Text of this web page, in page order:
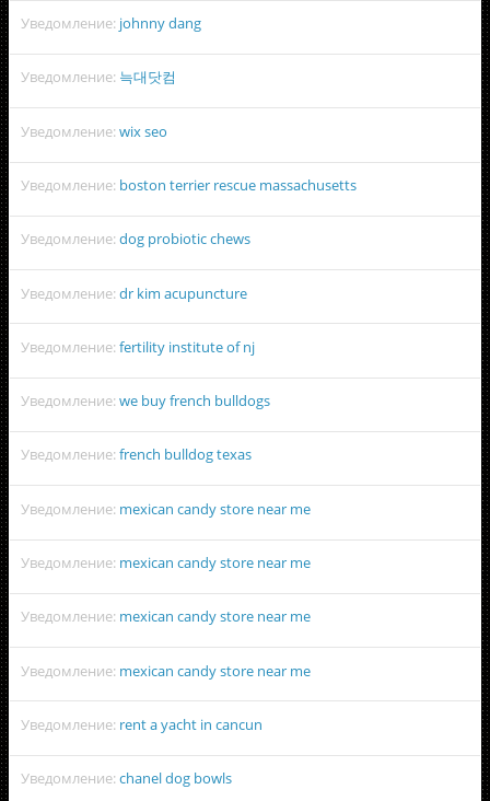
Уведомление: johnny dang
Уведомление: 늑대닷컴
Уведомление:wix seo
Уведомление: boston terrier rescue massachusetts
Уведомление:dog probiotic chews
Уведомление:dr kim acupuncture
Уведомление:fertility institute of nj
Уведомление:we buy french bulldogs
Уведомление:french bulldog texas
Уведомление: mexican candy store near me
Уведомление: mexican candy store near me
Уведомление: mexican candy store near me
Уведомление: mexican candy store near me
Уведомление: rent a yacht in cancun
Уведомление:chanel dog bowls